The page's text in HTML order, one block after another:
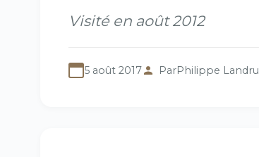
Visité en août 2012
5 août 2017 ParPhilippe Landru